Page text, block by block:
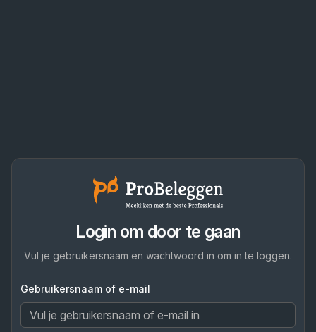
Login om door te gaan
Vul je gebruikersnaam en wachtwoord in om in te loggen.
Gebruikersnaam of e-mail